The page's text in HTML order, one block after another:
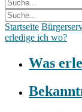
Startseite
erledige ich wo?
Was